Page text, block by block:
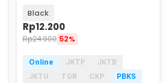
Black
Rp12.200
Rp24.900 52%
Online JKTP
JKTB
JKTU
TGR CKP
PBKS